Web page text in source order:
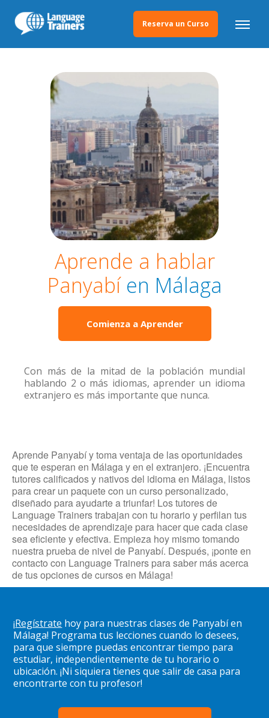
Reserva un Curso
Aprende a hablar
Panyabíen Málaga
Comienza a Aprender
Con más de la mitad de la población mundial
hablando 2 o más idiomas, aprender un idioma
extranjero es más importante que nunca.
Aprende Panyabí y toma ventaja de las oportunidades
que te esperan en Málaga y en el extranjero. ¡Encuentra
tutores calificados y nativos del idioma en Málaga, listos
para crear un paquete con un curso personalizado,
diseñado para ayudarte a triunfar! Los tutores de
Language Trainers trabajan con tu horario y perfilan tus
necesidades de aprendizaje para hacer que cada clase
sea eficiente y efectiva. Empieza hoy mismo tomando
nuestra prueba de nivel de Panyabí. Después, ¡ponte en
contacto con Language Trainers para saber más acerca
de tus opciones de cursos en Málaga!
¡Regístrate hoy para nuestras clases de Panyabí en
Málaga! Programa tus lecciones cuando lo desees,
para que siempre puedas encontrar tiempo para
estudiar, independientemente de tu horario o
ubicación. ¡Ni siquiera tienes que salir de casa para
encontrarte con tu profesor!